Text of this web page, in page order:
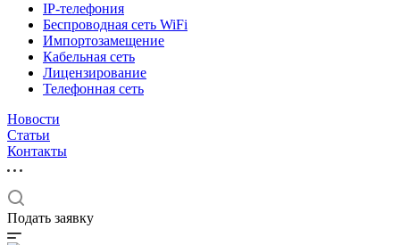
IP-телефония
Беспроводная сеть WiFi
Импортозамещение
Кабельная сеть
Лицензирование
Телефонная сеть
Новости
Статьи
Контакты
Подать заявку